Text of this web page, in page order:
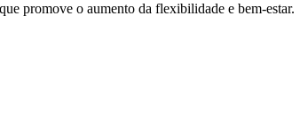
promove o aumento da flexibilidade e bem-estar.